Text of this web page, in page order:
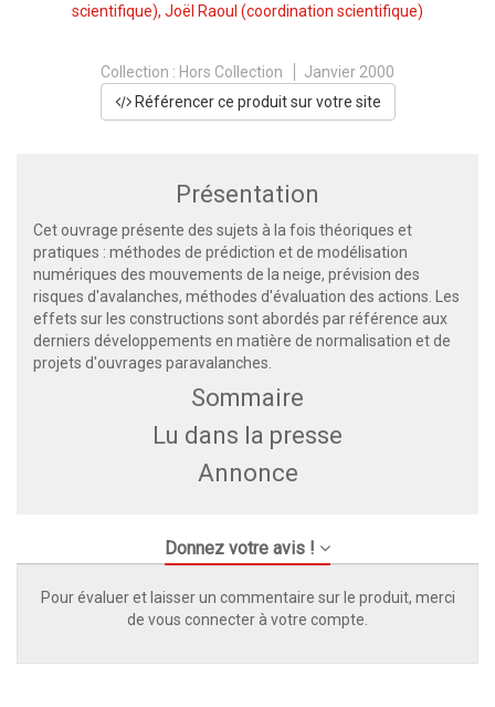
scientifique), Joël Raoul (coordination scientifique)
Collection : Hors Collection
Janvier 2000
Référencer ce produit sur votre site
Présentation
Cet ouvrage présente des sujets à la fois théoriques et
pratiques : méthodes de prédiction et de modélisation
numériques des mouvements de la neige, prévision des
risques d'avalanches, méthodes d'évaluation des actions. Les
effets sur les constructions sont abordés par référence aux
derniers développements en matière de normalisation et de
projets d'ouvrages paravalanches.
Sommaire
Lu dans la presse
Annonce
Donnez votre avis !
Pour évaluer et laisser un commentaire sur le produit, merci
de vous connecter à votre compte.